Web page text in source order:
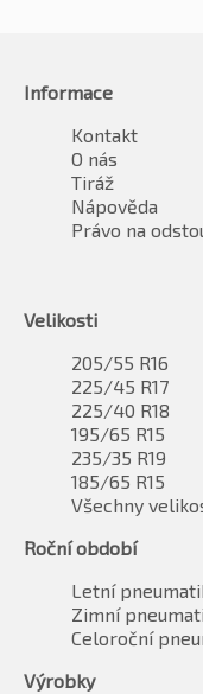
Informace
Kontakt
O nás
Tiráž
Nápověda
Právo na
Velikosti
205/55 R16
225/45 R17
225/40 R18
195/65 R15
235/35 R19
185/65 R15
Všechny
Roční období
Letní
Zimní
Celoroční
Výrobky